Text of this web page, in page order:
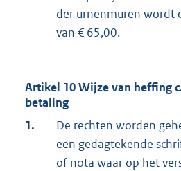
der urnenmuren wordt
van € 65,00.
Artikel 10 Wijze van heffing
betaling
1.
De rechten worden
een gedagtekende
of nota waar op het